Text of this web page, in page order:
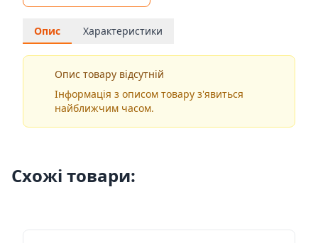
Опис Характеристики
Опис товару відсутній
Інформація з описом товару з'явиться
найближчим часом.
Схожі товари: